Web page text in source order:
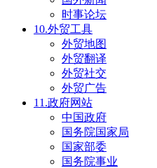
时事论坛
10.外贸工具
外贸地图
外贸翻译
外贸社交
外贸广告
11.政府网站
中国政府
国务院国家局
国家部委
国务院事业